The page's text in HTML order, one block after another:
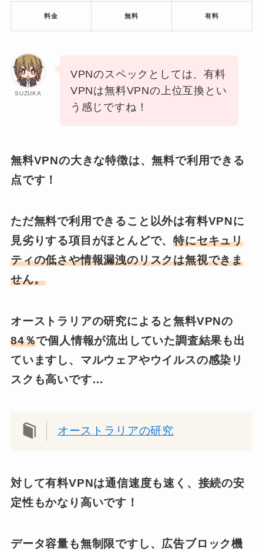
料金 無料 有料
SUZUKA
VPNのスペックとしては、有料
VPNは無料VPNの上位互換とい
う感じですね！
無料VPNの大きな特徴は、無料で利用できる
点です！
ただ無料で利用できること以外は有料VPNに
見劣りする項目がほとんどで、特にセキュリ
ティの低さや情報漏洩のリスクは無視できま
せん。
オーストラリアの研究によると無料VPNの
84％で個人情報が流出していた調査結果も出
ていますし、マルウェアやウイルスの感染リ
スクも高いです…
オーストラリアの研究
対して有料VPNは通信速度も速く、接続の安
定性もかなり高いです！
データ容量も無制限ですし、広告ブロック機